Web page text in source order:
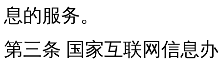
息的服务。
第三条 国家互联网信息